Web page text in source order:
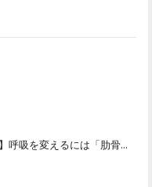
【神楽坂 整骨院】呼吸を変えるには「肋骨」と「背骨」がポイント！｜CureSta鍼灸整骨院